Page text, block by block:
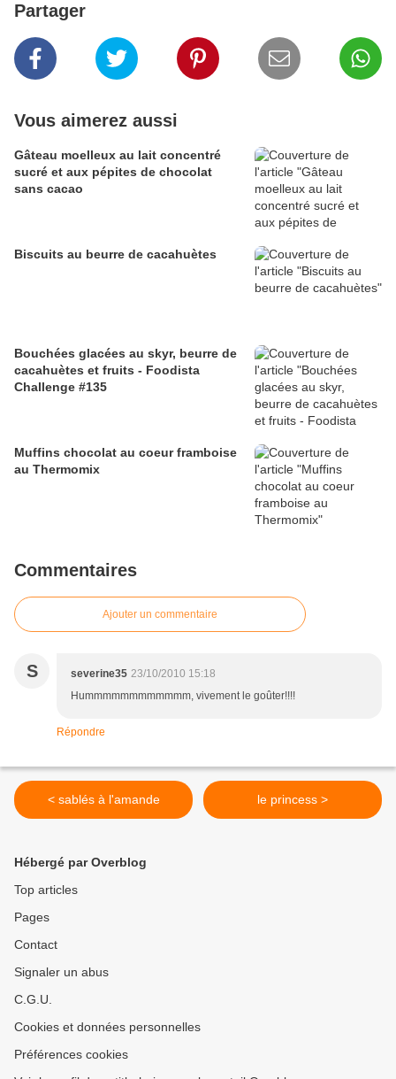
Partager
Vous aimerez aussi
Gâteau moelleux au lait concentré
sucré et aux pépites de chocolat
sans cacao
Biscuits au beurre de cacahuètes
Bouchées glacées au skyr, beurre de
cacahuètes et fruits - Foodista
Challenge #135
Muffins chocolat au coeur framboise
au Thermomix
Commentaires
Ajouter un commentaire
S severine35 23/10/2010 15:18
Hummmmmmmmmmmm, vivement le goûter!!!!
Répondre
< sablés à l'amande le princess >
Hébergé par Overblog
Top articles
Pages
Contact
Signaler un abus
C.G.U.
Cookies et données personnelles
Préférences cookies